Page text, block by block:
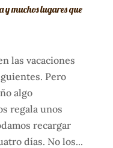
y muchos lugares que
las vacaciones
Pero
algo
regala unos
recargar
días. No los...